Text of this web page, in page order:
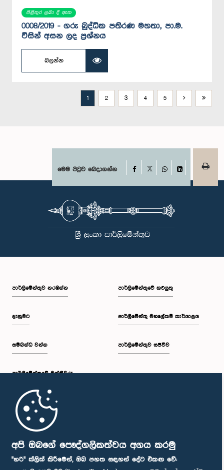
අපි ඔබගේ පෞද්ගලිකත්වය අගය කරමු
"හරි" ක්ලික් කිරීමෙන්, ඔබ පහත සඳහන් දේට එකඟ වේ:
පිළිතුර ලබා දී ඇත
0008/2019 - ගරු බුද්ධික පතිරණ මහතා, පා.ම.
විසින් අසන ලද ප්‍රශ්නය
බලන්න
1 2 3 4 5
මෙම පිටුව බෙදාගන්න Facebook
WhatsAppLinkedIn
පාර්ලි‌මේන්තුව නරඹන්න
දැනුමට
සම්බන්ධ වන්න
පාර්ලි‌මේන්තුවේ මන්ත්‍රීවරු
මුල් පිටුව
පාර්ලිමේන්තුවේ කටයුතු
පාර්ලිමේන්තු මහලේකම් කාර්යාලය
පාර්ලිමේන්තුව සජීවීව
පාර්ලිමේන්තු ජංගම යෙදුම